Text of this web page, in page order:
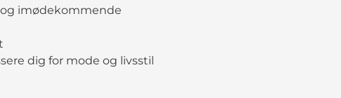
imødekommende
dig for mode og livsstil